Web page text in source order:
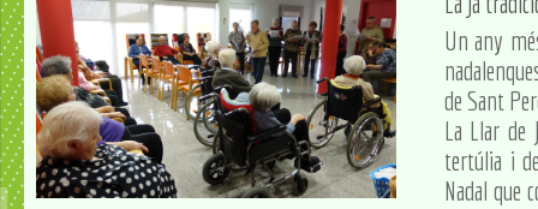
Un any
de Sant
La Llar de
tertúlia i
Nadal que